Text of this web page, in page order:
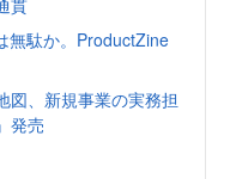
無駄か。ProductZine
図、新規事業の実務担
発売